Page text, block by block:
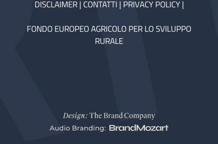
DISCLAIMER| CONTATTI | PRIVACY POLICY|
FONDO EUROPEO AGRICOLO PER LO SVILUPPO
RURALE